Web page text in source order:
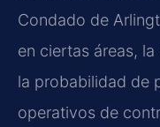
Condado de
en ciertas áreas, la
la probabilidad de
operativos de